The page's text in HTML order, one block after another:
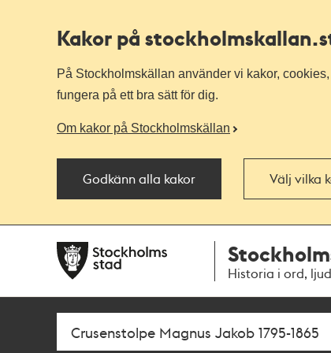
Kakor på stockholmskallan
På Stockholmskällan använder vi kakor,
fungera på ett bra sätt för dig.
Om kakor på Stockholmskällan
Godkänn alla kakor Välj vilka
navigationen
huvudinnehållet
Historia i ord,
Sök